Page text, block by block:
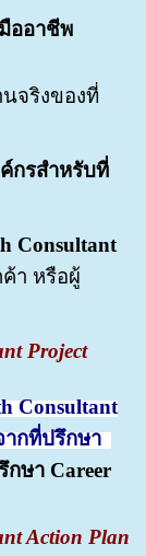
ออาชีพ
จริงของที่
กรสำหรับที่
Consultant
า หรือผู้
Project
Consultant
ากที่ปรึกษา
ษา Career
Action Plan